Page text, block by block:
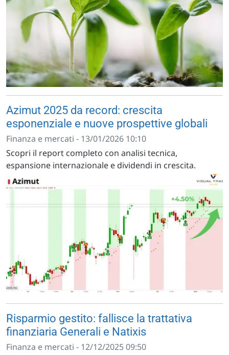
Azimut 2025 da record: crescita
esponenziale e nuove prospettive globali
Finanza e mercati - 13/01/2026 10:10
Scopri il report completo con analisi tecnica,
espansione internazionale e dividendi in crescita.
Risparmio gestito: fallisce la trattativa
finanziaria Generali e Natixis
Finanza e mercati - 12/12/2025 09:50